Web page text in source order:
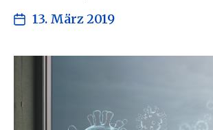
13. März 2019